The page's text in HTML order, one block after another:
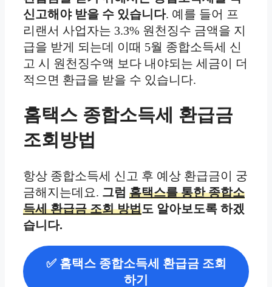
신고해야 받을 수 있습니다. 예를 들어 프
리랜서 사업자는 3.3% 원천징수 금액을 지
급을 받게 되는데 이때 5월 종합소득세 신
고 시 원천징수액 보다 내야되는 세금이 더
적으면 환급을 받을 수 있습니다.
홈택스 종합소득세 환급금
조회방법
항상 종합소득세 신고 후 예상 환급금이 궁
금해지는데요. 그럼 홈택스를 통한 종합소
득세 환급금 조회 방법도 알아보도록 하겠
습니다.
✅ 홈택스 종합소득세 환급금 조회
하기